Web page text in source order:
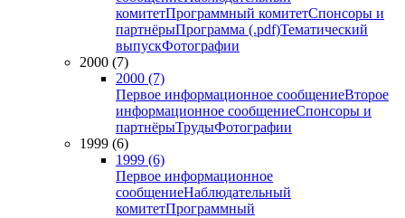
комитетПрограммный комитетСпонсоры и
партнёрыПрограмма (.pdf)Тематический
выпускФотографии
2000 (7)
2000 (7)
Первое информационное сообщениеВторое
информационное сообщениеСпонсоры и
партнёрыТрудыФотографии
1999 (6)
1999 (6)
Первое информационное
сообщениеНаблюдательный
комитетПрограммный